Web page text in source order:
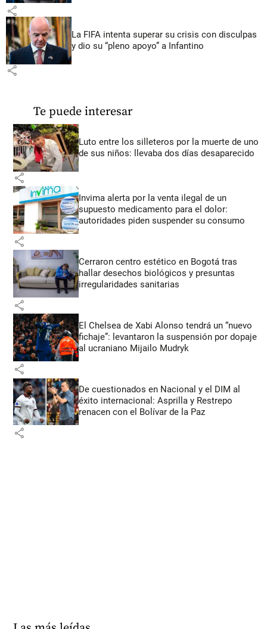
share
La FIFA intenta superar su crisis con disculpas
y dio su “pleno apoyo” a Infantino
share
Te puede interesar
Luto entre los silleteros por la muerte de uno
de sus niños: llevaba dos días desaparecido
share
Invima alerta por la venta ilegal de un
supuesto medicamento para el dolor:
autoridades piden suspender su consumo
share
Cerraron centro estético en Bogotá tras
hallar desechos biológicos y presuntas
irregularidades sanitarias
share
El Chelsea de Xabi Alonso tendrá un “nuevo
fichaje”: levantaron la suspensión por dopaje
al ucraniano Mijailo Mudryk
share
De cuestionados en Nacional y el DIM al
éxito internacional: Asprilla y Restrepo
renacen con el Bolívar de la Paz
share